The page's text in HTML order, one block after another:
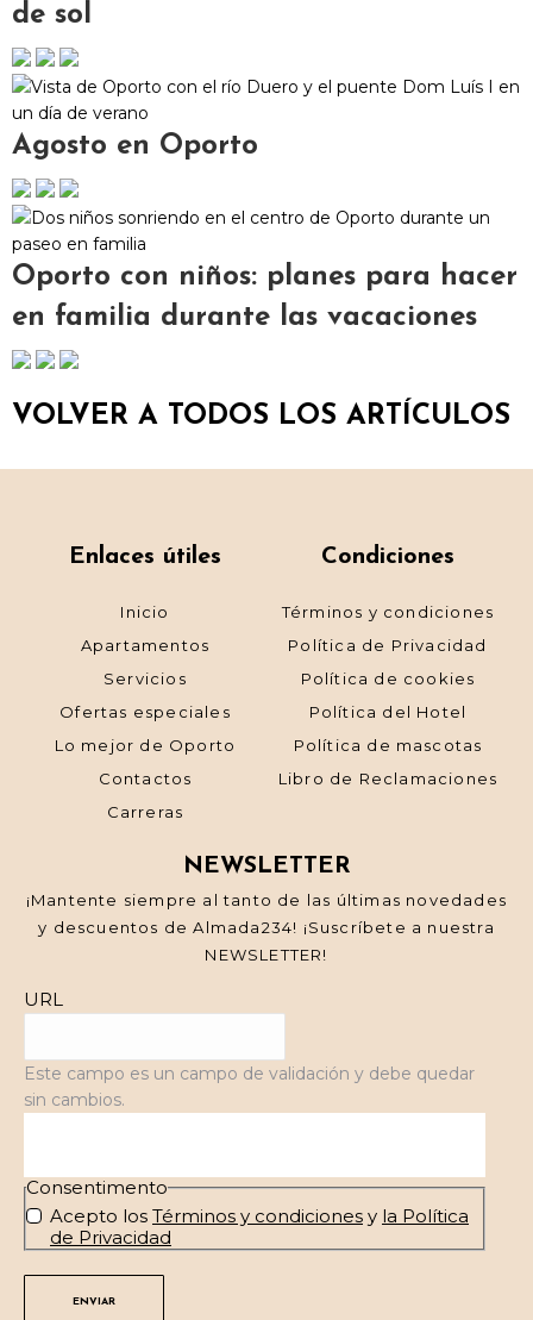
de sol
Agosto en Oporto
Oporto con niños: planes para hacer
en familia durante las vacaciones
VOLVER A TODOS LOS ARTÍCULOS
Enlaces útiles
Inicio
Apartamentos
Servicios
Ofertas especiales
Lo mejor de Oporto
Contactos
Carreras
Condiciones
Términos y condiciones
Política de Privacidad
Política de cookies
Política del Hotel
Política de mascotas
Libro de Reclamaciones
NEWSLETTER
¡Mantente siempre al tanto de las últimas novedades
y descuentos de Almada234! ¡Suscríbete a nuestra
NEWSLETTER!
URL
Este campo es un campo de validación y debe quedar
sin cambios.
Consentimento
Acepto los Términos y condiciones y la Política
de Privacidad